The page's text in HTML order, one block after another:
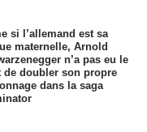
si l’allemand est sa
maternelle, Arnold
n’a pas eu le
de doubler son propre
dans la saga